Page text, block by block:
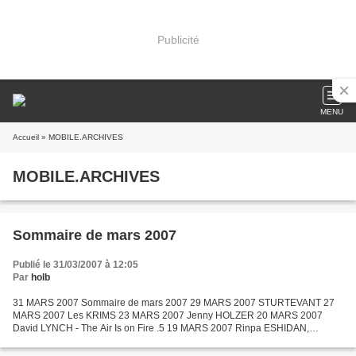
Publicité
MENU
Accueil » MOBILE.ARCHIVES
MOBILE.ARCHIVES
Sommaire de mars 2007
Publié le 31/03/2007 à 12:05
Par holb
31 MARS 2007 Sommaire de mars 2007 29 MARS 2007 STURTEVANT 27
MARS 2007 Les KRIMS 23 MARS 2007 Jenny HOLZER 20 MARS 2007
David LYNCH - The Air Is on Fire .5 19 MARS 2007 Rinpa ESHIDAN,